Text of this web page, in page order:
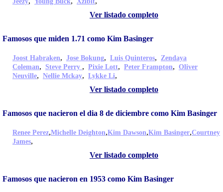
Ver listado completo
Famosos que miden 1.71 como Kim Basinger
Joost Habraken, Jose Bokung, Luis Quinteros, Zendaya
Coleman, Steve Perry , Pixie Lott, Peter Frampton, Oliver
Neuville, Nellie Mckay, Lykke Li,
Ver listado completo
Famosos que nacieron el dia 8 de diciembre como Kim Basinger
Renee Perez,Michelle Deighton,Kim Dawson,Kim Basinger,Courtney
James,
Ver listado completo
Famosos que nacieron en 1953 como Kim Basinger